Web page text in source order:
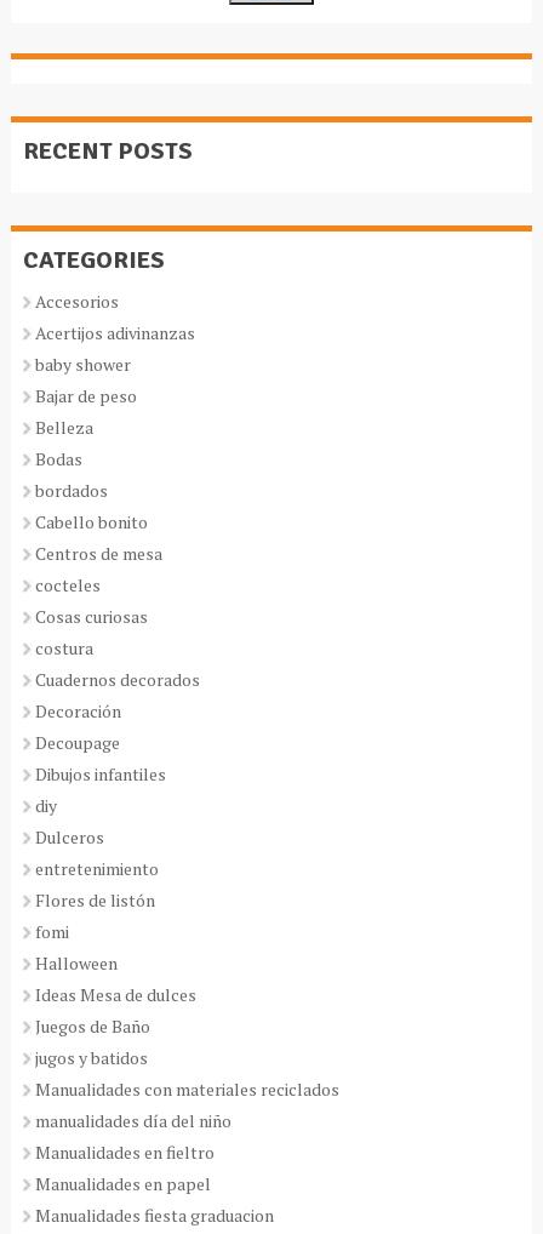
RECENT POSTS
CATEGORIES
Accesorios
Acertijos adivinanzas
baby shower
Bajar de peso
Belleza
Bodas
bordados
Cabello bonito
Centros de mesa
cocteles
Cosas curiosas
costura
Cuadernos decorados
Decoración
Decoupage
Dibujos infantiles
diy
Dulceros
entretenimiento
Flores de listón
fomi
Halloween
Ideas Mesa de dulces
Juegos de Baño
jugos y batidos
Manualidades con materiales reciclados
manualidades día del niño
Manualidades en fieltro
Manualidades en papel
Manualidades fiesta graduacion